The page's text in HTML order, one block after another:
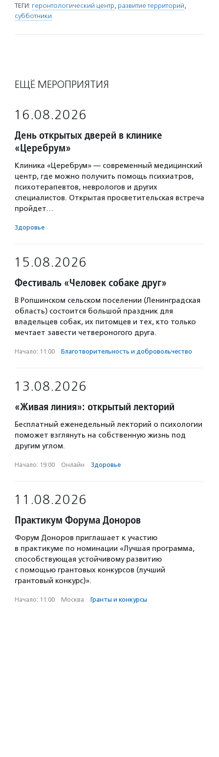
ТЕГИ: геронтологический центр, развитие территорий,
субботники
ЕЩЁ МЕРОПРИЯТИЯ
16.08.2026
День открытых дверей в клинике
«Церебрум»
Клиника «Церебрум» — современный медицинский
центр, где можно получить помощь психиатров,
психотерапевтов, неврологов и других
специалистов. Открытая просветительская встреча
пройдет…
Здоровье
15.08.2026
Фестиваль «Человек собаке друг»
В Ропшинском сельском поселении (Ленинградская
область) состоится большой праздник для
владельцев собак, их питомцев и тех, кто только
мечтает завести четвероногого друга.
Начало: 11:00 · Благотвори­тель­ность и доброволь­чест­во
13.08.2026
«Живая линия»: открытый лекторий
Бесплатный еженедельный лекторий о психологии
поможет взглянуть на собственную жизнь под
другим углом.
Начало: 19:00 · Онлайн · Здоровье
11.08.2026
Практикум Форума Доноров
Форум Доноров приглашает к участию
в практикуме по номинации «Лучшая программа,
способствующая устойчивому развитию
с помощью грантовых конкурсов (лучший
грантовый конкурс)».
Начало: 11:00 · Москва · Гранты и конкурсы